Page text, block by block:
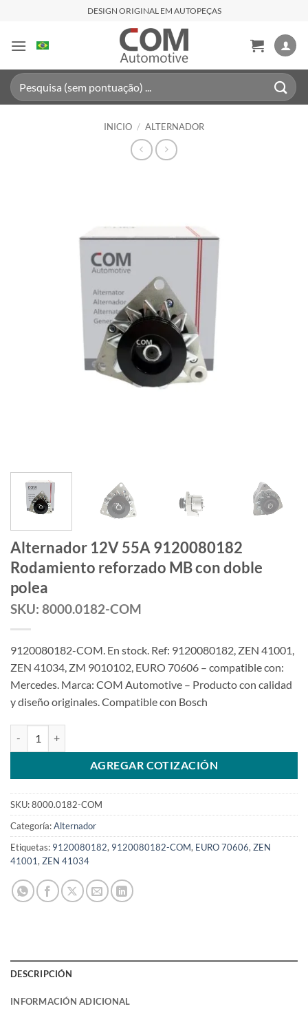
contenido
DESIGN ORIGINAL EM AUTOPEÇAS
Buscar
por:
INICIO / ALTERNADOR
Alternador 12V 55A 9120080182
Rodamiento reforzado MB con doble
polea
SKU: 8000.0182-COM
9120080182-COM. En stock. Ref: 9120080182, ZEN 41001,
ZEN 41034, ZM 9010102, EURO 70606 – compatible con:
Mercedes. Marca: COM Automotive – Producto con calidad
y diseño originales. Compatible con Bosch
AGREGAR COTIZACIÓN
SKU:8000.0182-COM
Categoría:Alternador
Etiquetas: 9120080182, 9120080182-COM, EURO 70606, ZEN
41001, ZEN 41034
DESCRIPCIÓN
INFORMACIÓN ADICIONAL